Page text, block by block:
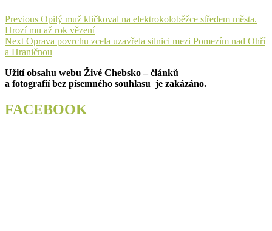
Navigace
pro
příspěvek
Previous Previous
post:
Opilý muž kličkoval na elektrokoloběžce středem města.
Hrozí mu až rok vězení
Next Next
post:
Oprava povrchu zcela uzavřela silnici mezi Pomezím nad Ohří
a Hraničnou
Užití obsahu webu Živé Chebsko – článků
a fotografií bez písemného souhlasu je zakázáno.
FACEBOOK